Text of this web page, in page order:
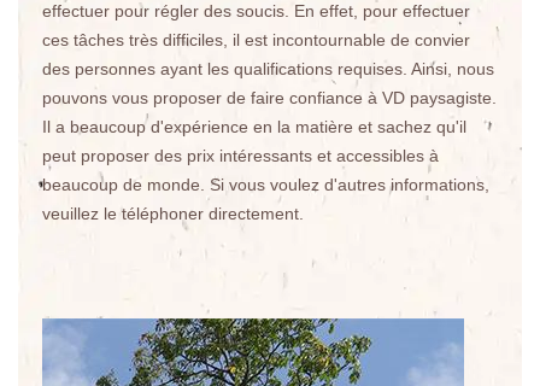
effectuer pour régler des soucis. En effet, pour effectuer
ces tâches très difficiles, il est incontournable de convier
des personnes ayant les qualifications requises. Ainsi, nous
pouvons vous proposer de faire confiance à VD paysagiste.
Il a beaucoup d'expérience en la matière et sachez qu'il
peut proposer des prix intéressants et accessibles à
beaucoup de monde. Si vous voulez d'autres informations,
veuillez le téléphoner directement.